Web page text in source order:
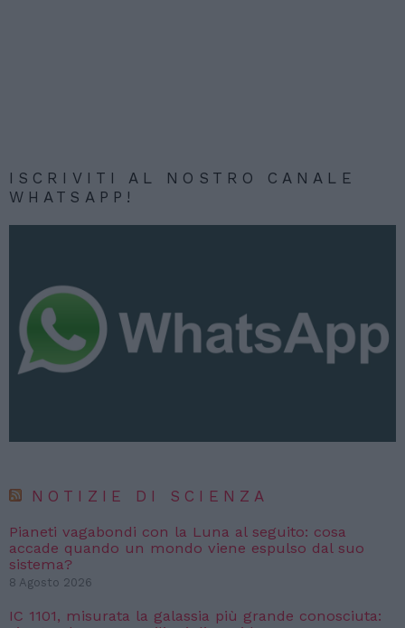
ISCRIVITI AL NOSTRO CANALE
WHATSAPP!
NOTIZIE DI SCIENZA
Pianeti vagabondi con la Luna al seguito: cosa
accade quando un mondo viene espulso dal suo
sistema?
8 Agosto 2026
IC 1101, misurata la galassia più grande conosciuta: